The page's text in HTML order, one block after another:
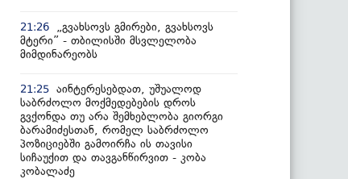
21:26
„გვახსოვს გმირები, გვახსოვს
მტერი” - თბილისში მსვლელობა
მიმდინარეობს
21:25 აინტერესებდათ, უშუალოდ
საბრძოლო მოქმედებების დროს
გვქონდა თუ არა შემხებლობა გიორგი
ბარამიძესთან, რომელ საბრძოლო
პოზიციებში გამოირჩა ის თავისი
სიჩაუქით და თავგანწირვით - კობა
კობალაძე